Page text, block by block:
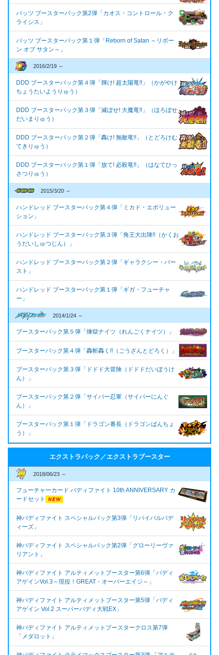
バッツ ブースターパック第2弾「カオス・コントロール・ク
ライシス」
バッツ ブースターパック第１弾「Reborn of Satan ～リボー
ン オブ サタン～」
2016/2/19 ～
DDD ブースターパック第４弾「輝け! 超太陽竜!!」（かがやけ
ちょうたいようりゅう）
DDD ブースターパック第３弾「滅ぼせ! 大魔竜!!」（ほろぼせ
だいまりゅう）
DDD ブースターパック第２弾「轟け! 無敵竜!!」（とどろけむ
てきりゅう）
DDD ブースターパック第１弾「放て! 必殺竜!!」（はなてひっ
さつりゅう）
2015/3/20 ～
ハンドレッド ブースターパック第４弾「ミカド・エボリュー
ション」
ハンドレッド ブースターパック第３弾「角王大出陣!!（かくお
うだいしゅつじん）」
ハンドレッド ブースターパック第２弾「ギャラクシー・バー
スト」
ハンドレッド ブースターパック第１弾「ギガ・フューチャ
ー」
2014/1/24 ～
ブースターパック第５弾「煉獄ナイツ（れんごくナイツ）」
ブースターパック第４弾「轟斬轟く!!（ごうざんとどろく）」
ブースターパック第３弾「ドドド大冒険（ドドドだいぼうけ
ん）」
ブースターパック第２弾「サイバー忍軍（サイバーにんぐ
ん）」
ブースターパック第１弾「ドラゴン番長（ドラゴンばんちょ
う）」
エクストラパック／エクストラブースター
2018/06/23 ～
フューチャーカード バディファイト 10th ANNIVERSARY カ
ードセット
神バディファイト スペシャルパック第3弾「リバイバルバデ
ィーズ」
神バディファイト スペシャルパック第2弾「グローリーヴァ
リアント」
神バディファイト アルティメットブースター第6弾「バディ
アゲインVol.3～現役！GREAT・オーバーエイジ～」
神バディファイト アルティメットブースター第5弾「バディ
アゲイン Vol.2 スーパーバディ大戦EX」
神バディファイト アルティメットブースタークロス第7弾
「メダロット」